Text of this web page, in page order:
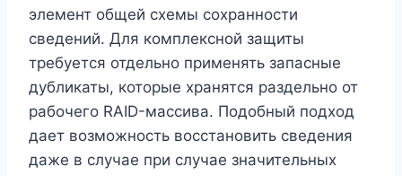
элемент общей схемы сохранности
сведений. Для комплексной защиты
требуется отдельно применять запасные
дубликаты, которые хранятся раздельно от
рабочего RAID-массива. Подобный подход
дает возможность восстановить сведения
даже в случае при случае значительных